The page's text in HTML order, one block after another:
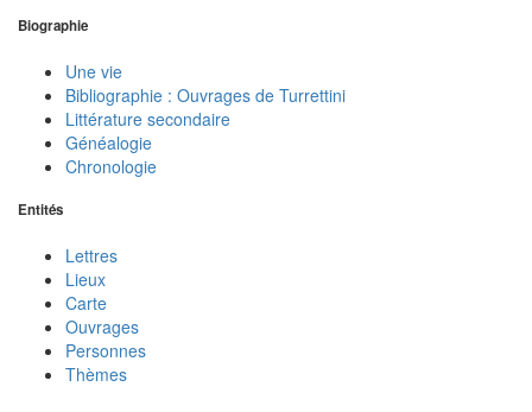
Biographie
Une vie
Bibliographie : Ouvrages de Turrettini
Littérature secondaire
Généalogie
Chronologie
Entités
Lettres
Lieux
Carte
Ouvrages
Personnes
Thèmes